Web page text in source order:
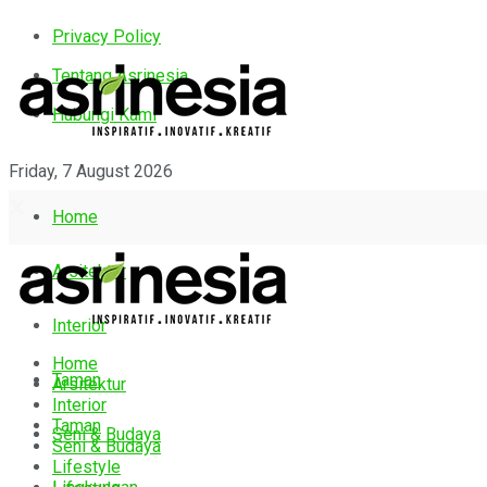
Privacy Policy
Tentang Asrinesia
Hubungi Kami
Friday, 7 August 2026
Home
Arsitektur
Interior
Taman
Seni & Budaya
Home
Arsitektur
Interior
Taman
Seni & Budaya
Lifestyle